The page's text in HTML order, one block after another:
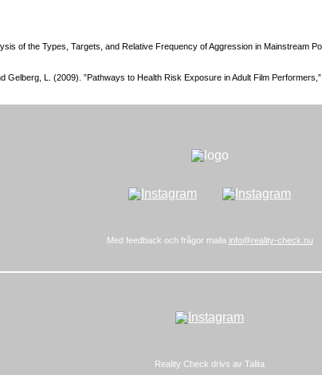
of the Types, Targets, and Relative Frequency of Aggression in Mainstream
L. (2009). ”Pathways to Health Risk Exposure in Adult Film
Med feedback och frågor maila info@reality-check.nu
Reality Check drivs av Talita